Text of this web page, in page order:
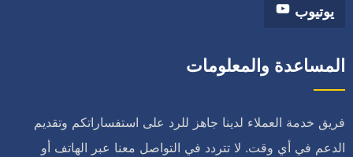
يوتيوب
المساعدة والمعلومات
فريق خدمة العملاء لدينا جاهز للرد على استفساراتكم وتقديم
الدعم في أي وقت. لا تتردد في التواصل معنا عبر الهاتف أو